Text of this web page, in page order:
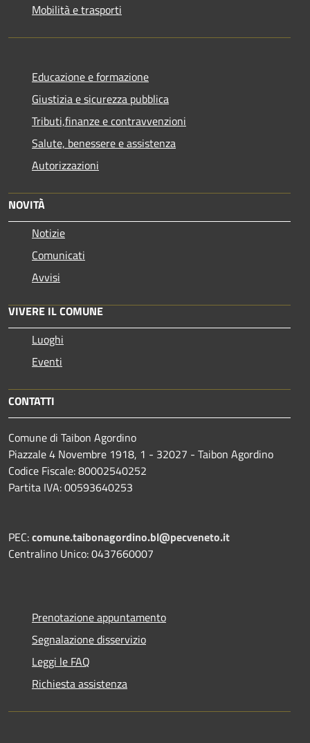
Mobilità e trasporti
Educazione e formazione
Giustizia e sicurezza pubblica
Tributi,finanze e contravvenzioni
Salute, benessere e assistenza
Autorizzazioni
NOVITÀ
Notizie
Comunicati
Avvisi
VIVERE IL COMUNE
Luoghi
Eventi
CONTATTI
Comune di Taibon Agordino
Piazzale 4 Novembre 1918, 1 - 32027 - Taibon Agordino
Codice Fiscale: 80002540252
Partita IVA: 00593640253
PEC:comune.taibonagordino.bl@pecveneto.it
Centralino Unico: 0437660007
Prenotazione appuntamento
Segnalazione disservizio
Leggi le FAQ
Richiesta assistenza